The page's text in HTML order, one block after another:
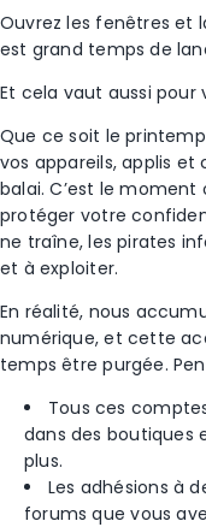
Ouvrez les fenêtres et
est grand temps de
Et cela vaut aussi pour
Que ce soit le
vos appareils, applis
balai. C’est le
protéger votre
ne traîne, les pirates
et à exploiter.
En réalité, nous
numérique, et cette
temps être purgée.
Tous ces
dans des boutiques
plus.
Les adhésions à
forums que vous